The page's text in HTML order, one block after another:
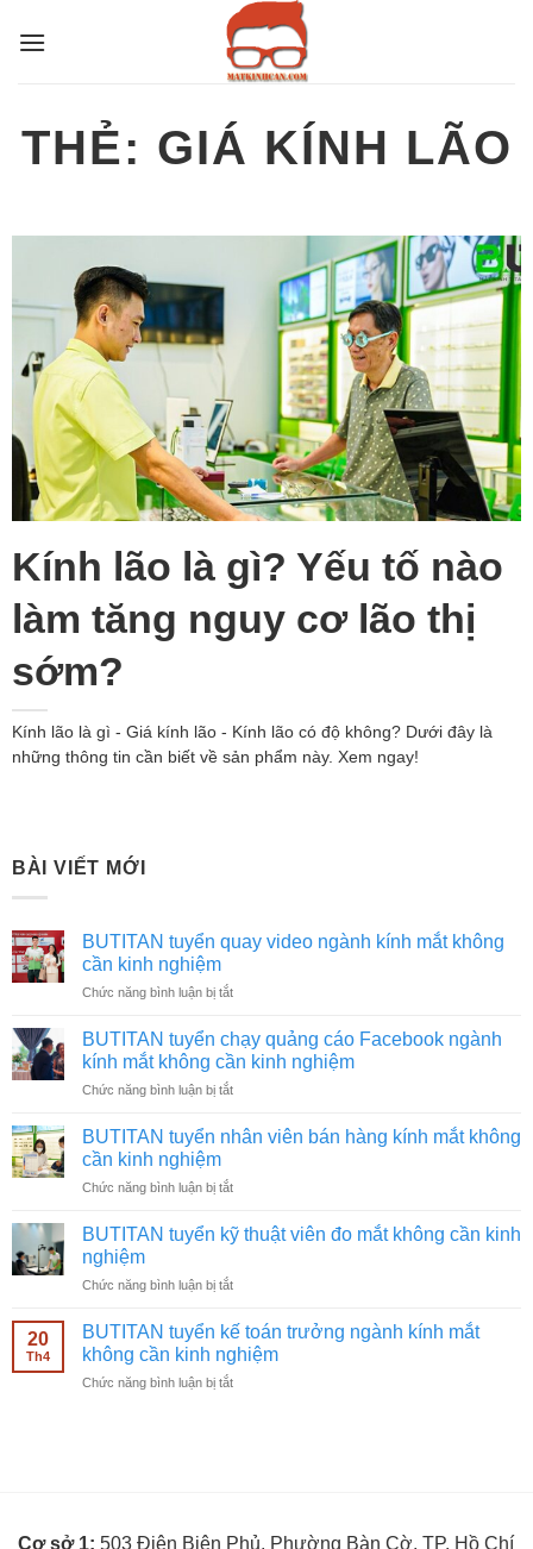
qua
THẺ: GIÁ KÍNH LÃO
Kính lão là gì? Yếu tố nào
làm tăng nguy cơ lão thị
sớm?
Kính lão là gì - Giá kính lão - Kính lão có độ không? Dưới đây là
những thông tin cần biết về sản phẩm này. Xem ngay!
BÀI VIẾT MỚI
BUTITAN tuyển quay video ngành kính mắt không
cần kinh nghiệm
Chức năng bình luận bị tắtở
tuyển
quay
video
ngành
mắt
kinh
BUTITAN tuyển chạy quảng cáo Facebook ngành
kính mắt không cần kinh nghiệm
Chức năng bình luận bị tắtở
tuyển
cáo
ngành
không
kinh
nghiệm
BUTITAN tuyển nhân viên bán hàng kính mắt không
cần kinh nghiệm
Chức năng bình luận bị tắtở
tuyển
nhân
bán
kính
mắt
không
cần
BUTITAN tuyển kỹ thuật viên đo mắt không cần kinh
nghiệm
Chức năng bình luận bị tắtở
tuyển
kỹ
thuật
viên
20
Th4
BUTITAN tuyển kế toán trưởng ngành kính mắt
không cần kinh nghiệm
Chức năng bình luận bị tắtở
mắt
Cơ sở 1: 503 Điện Biên Phủ, Phường Bàn Cờ, TP. Hồ Chí